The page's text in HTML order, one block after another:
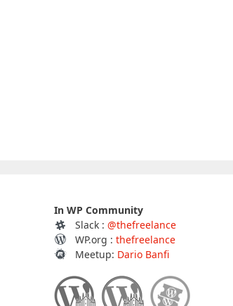
In WP Community
Slack :@thefreelance
WP.org :thefreelance
Meetup: Dario Banfi